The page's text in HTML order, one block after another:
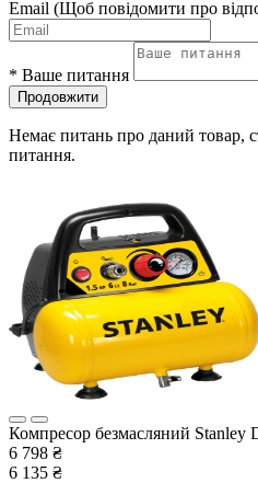
Email (Щоб повідомити про
* Ваше питання
Продовжити
Немає питань про даний товар,
питання.
Компресор безмасляний Stanley
6 798 ₴
6 135 ₴